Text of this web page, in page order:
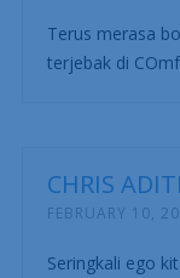
Terus merasa
terjebak di
CHRIS
FEBRUARY 10,
Seringkali ego